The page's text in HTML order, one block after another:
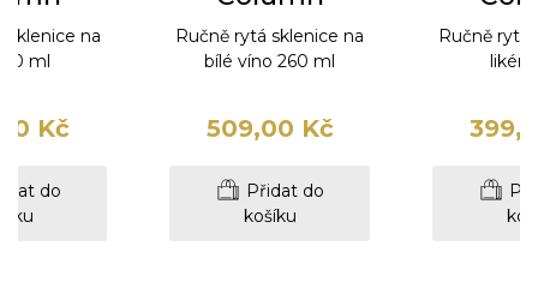
sklenice na
ml
Kč
do
Ručně rytá sklenice na
bílé víno 260 ml
509,00 Kč
Přidat do
košíku
Ručně rytá
likér